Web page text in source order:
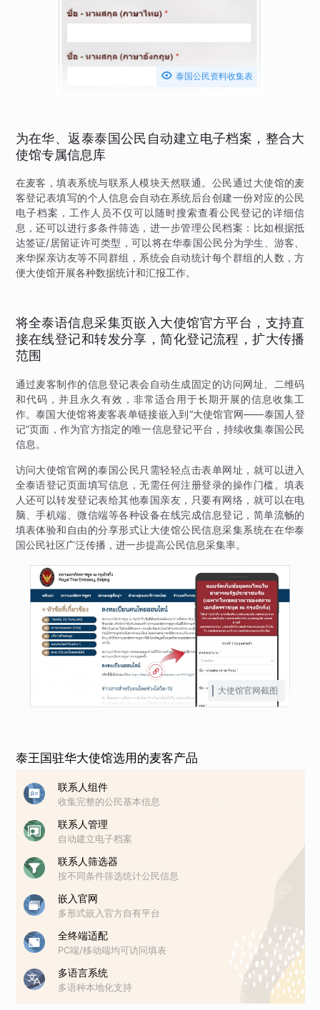
 泰国公民资料收集表
为在华、返泰泰国公民自动建立电子档案，整合大
使馆专属信息库
在麦客，填表系统与联系人模块天然联通。公民通过大使馆的麦
客登记表填写的个人信息会自动在系统后台创建一份对应的公民
电子档案，工作人员不仅可以随时搜索查看公民登记的详细信
息，还可以进行多条件筛选，进一步管理公民档案：比如根据抵
达签证/居留证许可类型，可以将在华泰国公民分为学生、游客、
来华探亲访友等不同群组，系统会自动统计每个群组的人数，方
便大使馆开展各种数据统计和汇报工作。
将全泰语信息采集页嵌入大使馆官方平台，支持直
接在线登记和转发分享，简化登记流程，扩大传播
范围
通过麦客制作的信息登记表会自动生成固定的访问网址、二维码
和代码，并且永久有效，非常适合用于长期开展的信息收集工
作。泰国大使馆将麦客表单链接嵌入到“大使馆官网——泰国人登
记”页面，作为官方指定的唯一信息登记平台，持续收集泰国公民
信息。
访问大使馆官网的泰国公民只需轻轻点击表单网址，就可以进入
全泰语登记页面填写信息，无需任何注册登录的操作门槛。填表
人还可以转发登记表给其他泰国亲友，只要有网络，就可以在电
脑、手机端、微信端等各种设备在线完成信息登记，简单流畅的
填表体验和自由的分享形式让大使馆公民信息采集系统在在华泰
国公民社区广泛传播，进一步提高公民信息采集率。
大使馆官网截图
泰王国驻华大使馆选用的麦客产品
联系人组件
收集完整的公民基本信息
联系人管理
自动建立电子档案
联系人筛选器
按不同条件筛选统计公民信息
嵌入官网
多形式嵌入官方自有平台
全终端适配
PC端/移动端均可访问填表
多语言系统
多语种本地化支持